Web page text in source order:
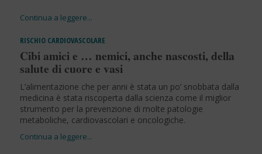
RISCHIO CARDIOVASCOLARE
Cibi amici e … nemici, anche nascosti, della
salute di cuore e vasi
L’alimentazione che per anni è stata un po’ snobbata dalla
medicina è stata riscoperta dalla scienza come il miglior
strumento per la prevenzione di molte patologie
metaboliche, cardiovascolari e oncologiche.